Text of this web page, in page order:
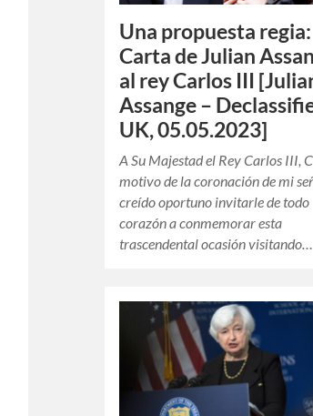
Una propuesta regia:
Carta de Julian
al rey Carlos III
Assange –
UK, 05.05.2023]
A Su Majestad el Rey Carlos III,
motivo de la coronación de mi
creído oportuno invitarle de todo
corazón a conmemorar esta
trascendental ocasión visitando…